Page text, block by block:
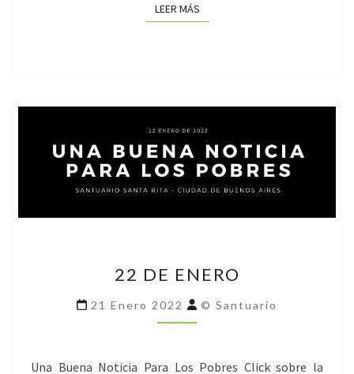
LEER MÁSLEER MÁS
DE
ENERO
22 DE ENERO
21 Enero 2022 © Santuario
Una Buena Noticia Para Los Pobres Click sobre la